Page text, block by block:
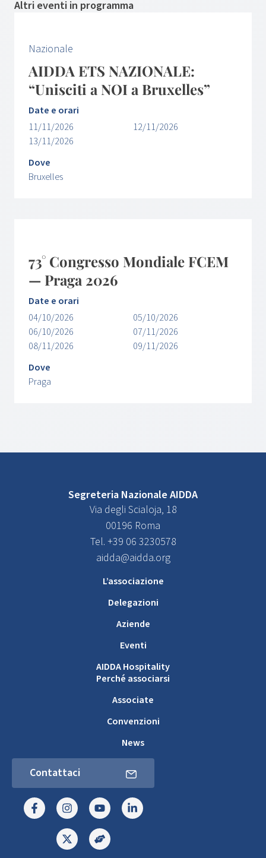
Altri eventi in programma
Nazionale
AIDDA ETS NAZIONALE:
“Unisciti a NOI a Bruxelles”
Date e orari
11/11/2026
12/11/2026
13/11/2026
Dove
Bruxelles
73° Congresso Mondiale FCEM
— Praga 2026
Date e orari
04/10/2026
05/10/2026
06/10/2026
07/11/2026
08/11/2026
09/11/2026
Dove
Praga
Segreteria Nazionale AIDDA
Via degli Scialoja, 18
00196 Roma
Tel. +39 06 3230578
aidda@aidda.org
L’associazione
Delegazioni
Aziende
Eventi
AIDDA Hospitality
Perché associarsi
Associate
Convenzioni
News
Contattaci